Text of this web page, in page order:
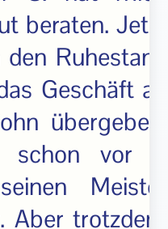
beraten. Jetzt
Ruhestand
Geschäft an
übergeben.
vor 4
Meister
Aber trotzdem